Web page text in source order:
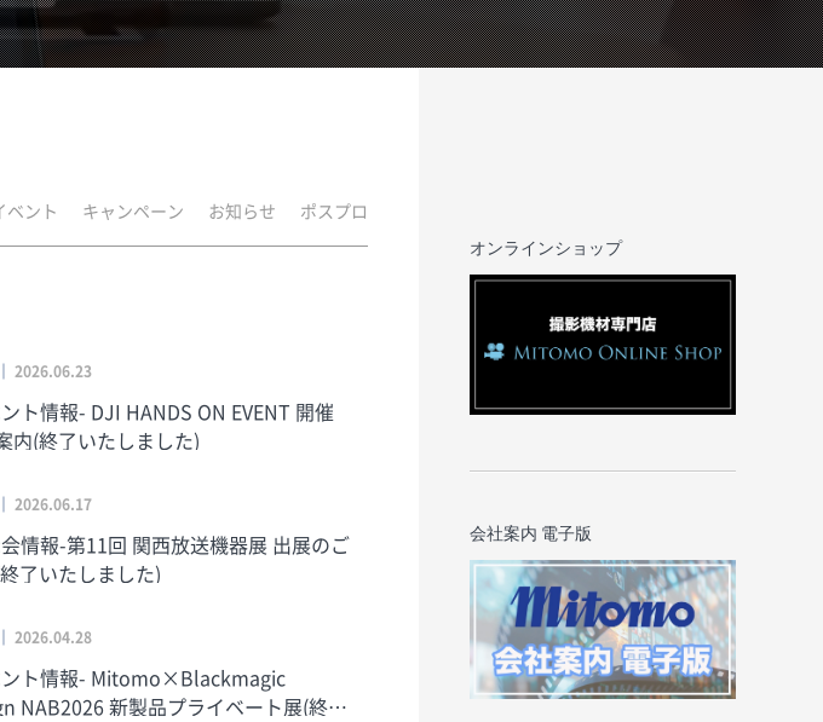
ベント キャンペーン お知らせ ポスプロ
2026.06.23
HANDS ON EVENT 開催
内(終了いたしました)
2026.06.17
情報-第11回 関西放送機器展 出展のご
了いたしました)
2026.04.28
- Mitomo×Blackmagic
NAB2026 新製品プライベート展(終了
オンラインショップ
会社案内 電子版